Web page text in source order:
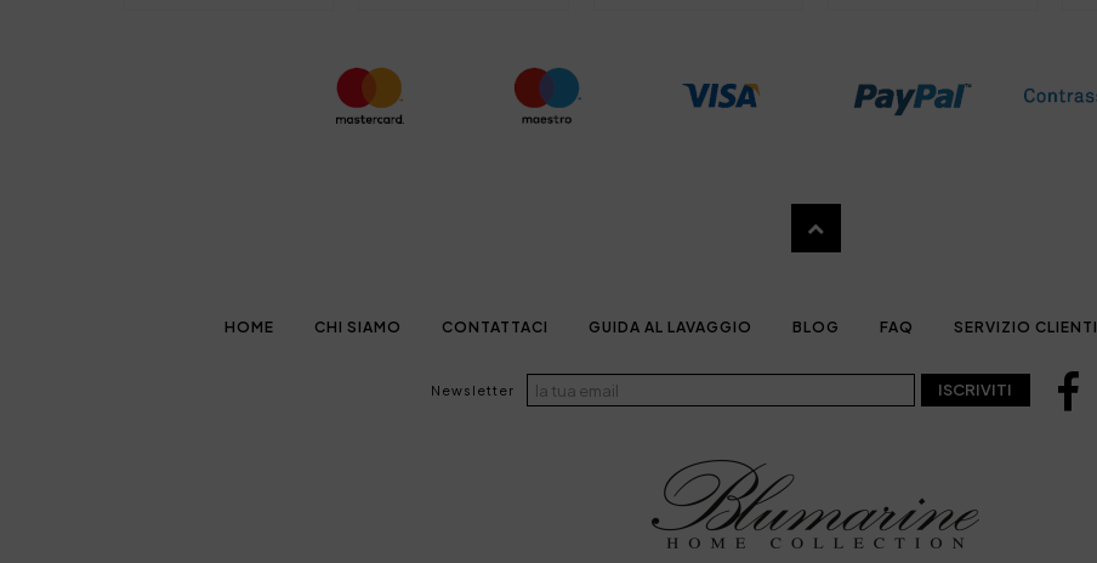
HOME CHI SIAMO CONTATTACI GUIDA AL LAVAGGIO BLOG FAQ SERVIZIO CLIENTI
Newsletter ISCRIVITI